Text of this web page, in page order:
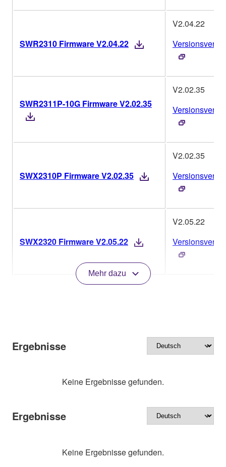
SWR2310 Firmware V2.04.22
V2.04.22
SWR2311P-10G Firmware V2.02.35
V2.02.35
SWX2310P Firmware V2.02.35
V2.02.35
SWX2320 Firmware V2.05.22
V2.05.22
Mehr dazu
Ergebnisse
Keine Ergebnisse gefunden.
Ergebnisse
Keine Ergebnisse gefunden.